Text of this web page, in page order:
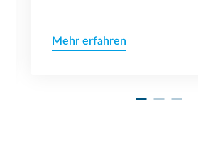
Mehr erfahren